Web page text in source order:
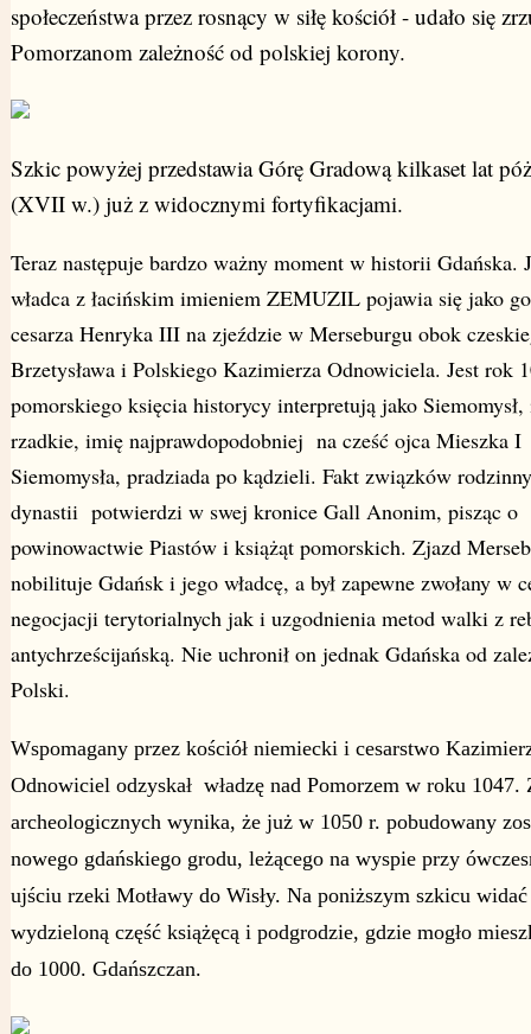
społeczeństwa przez rosnący w siłę kościół - udało się
Pomorzanom zależność od polskiej korony.
Szkic powyżej przedstawia Górę Gradową kilkaset lat
(XVII w.) już z widocznymi fortyfikacjami.
Teraz następuje bardzo ważny moment w historii Gdańska.
władca z łacińskim imieniem ZEMUZIL pojawia się jako
cesarza Henryka III na zjeździe w Merseburgu obok
Brzetysława i Polskiego Kazimierza Odnowiciela. Jest rok
pomorskiego księcia historycy interpretują jako
rzadkie, imię najprawdopodobniej na cześć ojca Mieszka I
Siemomysła, pradziada po kądzieli. Fakt związków
dynastii potwierdzi w swej kronice Gall Anonim, pisząc o
powinowactwie Piastów i książąt pomorskich. Zjazd
nobilituje Gdańsk i jego władcę, a był zapewne zwołany w
negocjacji terytorialnych jak i uzgodnienia metod walki z
antychrześcijańską. Nie uchronił on jednak Gdańska od
Polski.
Wspomagany przez kościół niemiecki i cesarstwo
Odnowiciel odzyskał władzę nad Pomorzem w roku 1047.
archeologicznych wynika, że już w 1050 r. pobudowany
nowego gdańskiego grodu, leżącego na wyspie przy
ujściu rzeki Motławy do Wisły. Na poniższym szkicu widać
wydzieloną część książęcą i podgrodzie, gdzie mogło
do 1000. Gdańszczan.